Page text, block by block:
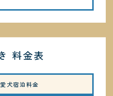
料金表
愛犬宿泊料金